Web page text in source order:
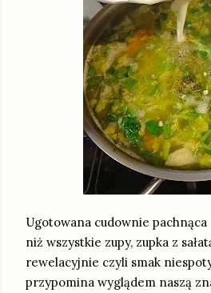
Ugotowana cudownie
niż wszystkie zupy, zupka z
rewelacyjnie czyli smak
przypomina wyglądem naszą